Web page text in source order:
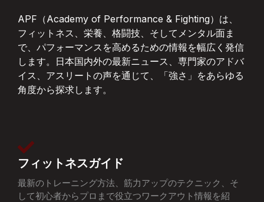
APF（Academy of Performance & Fighting）は、
フィットネス、栄養、格闘技、そしてメンタル面ま
で、パフォーマンスを高めるための情報を幅広く発信
します。日本国内外の最新ニュース、専門家のアドバ
イス、アスリートの声を通じて、「強さ」をあらゆる
角度から探求します。
フィットネスガイド
最新のトレーニング方法、筋力アップのテクニック、そ
して初心者からプロまで役立つワークアウト情報を紹